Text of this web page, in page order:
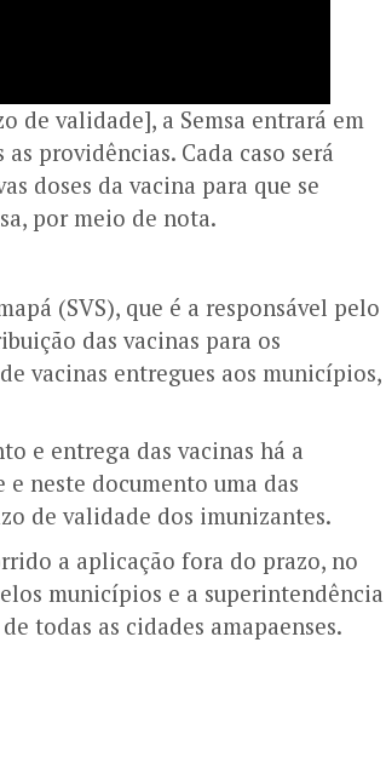
de validade], a Semsa entrará em
providências. Cada caso será
doses da vacina para que se
por meio de nota.
(SVS), que é a responsável pelo
das vacinas para os
vacinas entregues aos municípios,
e entrega das vacinas há a
neste documento uma das
de validade dos imunizantes.
a aplicação fora do prazo, no
municípios e a superintendência
todas as cidades amapaenses.